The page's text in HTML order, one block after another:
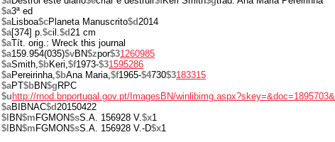
$a3ª ed
$aLisboa$cPlaneta Manuscrito$d2014
$a[374] p.$cil.$d21 cm
$aTít. orig.: Wreck this journal
$a159.954(035)$vBN$zpor$31260985
$aSmith,$bKeri,$f1973-$31595286
$aPereirinha,$bAna Maria,$f1965-$4730$3183315
$aPT$bBN$g RPC
$u http://rnod.bnportugal.gov.pt/ImagesBN/
$aBIBNAC$d20150422
$l BN$m FGMON$sS.A. 156928 V.$x1
$l BN$m FGMON$sS.A. 156928 V.-D$x1